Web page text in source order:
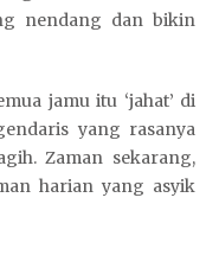
nendang dan bikin
jamu itu ‘jahat’ di
yang rasanya
Zaman sekarang,
harian yang asyik